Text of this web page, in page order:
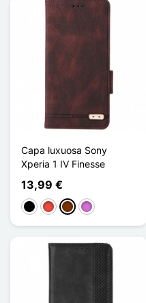
Capa luxuosa Sony
Xperia 1 IV Finesse
13,99 €
PretoVermelho
CaféPúrpura